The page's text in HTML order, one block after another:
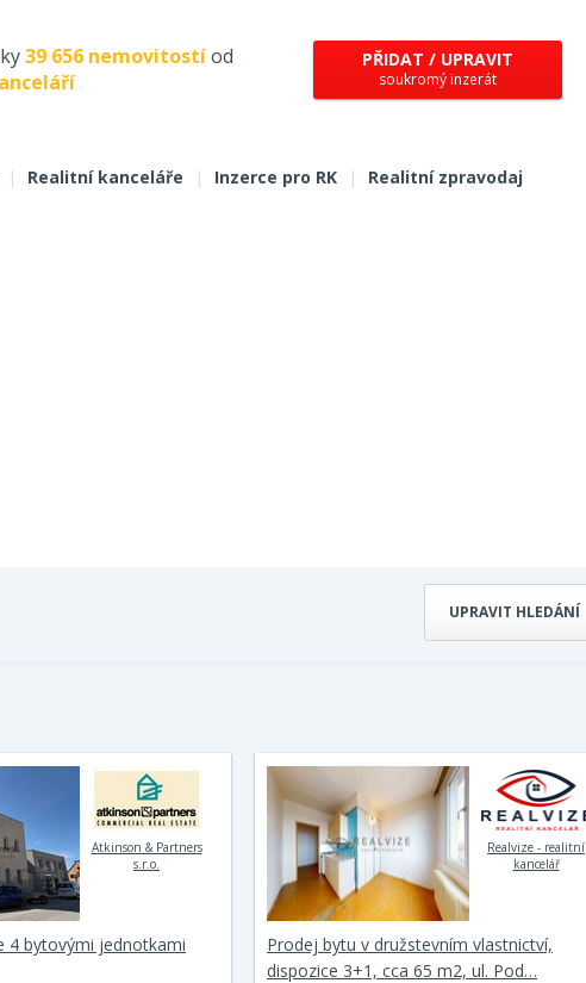
39 656 nemovitostíod
PŘIDAT / UPRAVIT
soukromý inzerát
| Realitní kanceláře | Inzerce pro RK | Realitní zpravodaj
UPRAVIT HLEDÁNÍ
Atkinson & Partners
s.r.o.
4 bytovými jednotkami
Realvize - realitní
kancelář
Prodej bytu v družstevním vlastnictví,
dispozice 3+1, cca 65 m2, ul. Pod…